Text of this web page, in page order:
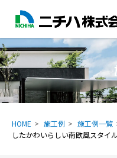
HOME 施工例 施工例一覧
したかわいらしい南欧風スタイル